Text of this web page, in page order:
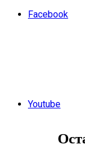
Facebook
Youtube